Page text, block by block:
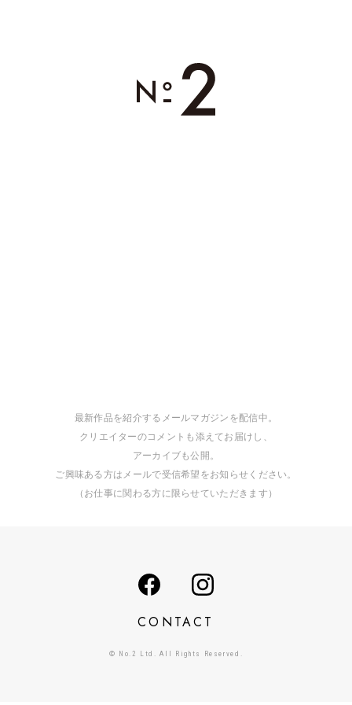
最新作品を紹介するメールマガジンを配信中。
クリエイターのコメントも添えてお届けし、
アーカイブも公開。
ご興味ある方はメールで受信希望をお知らせください。
（お仕事に関わる方に限らせていただきます）
CONTACT
© No.2 Ltd. All Rights Reserved.